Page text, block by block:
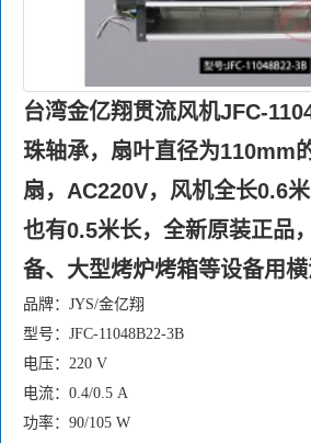
台湾金亿翔贯流风机JFC-
珠轴承，扇叶直径为110mm
扇，AC220V，风机全长0.6
也有0.5米长，全新原装正品
备、大型烤炉烤箱等设备用横
品牌：JYS/金亿翔
型号：JFC-11048B22-3B
电压：220 V
电流：0.4/0.5 A
功率：90/105 W